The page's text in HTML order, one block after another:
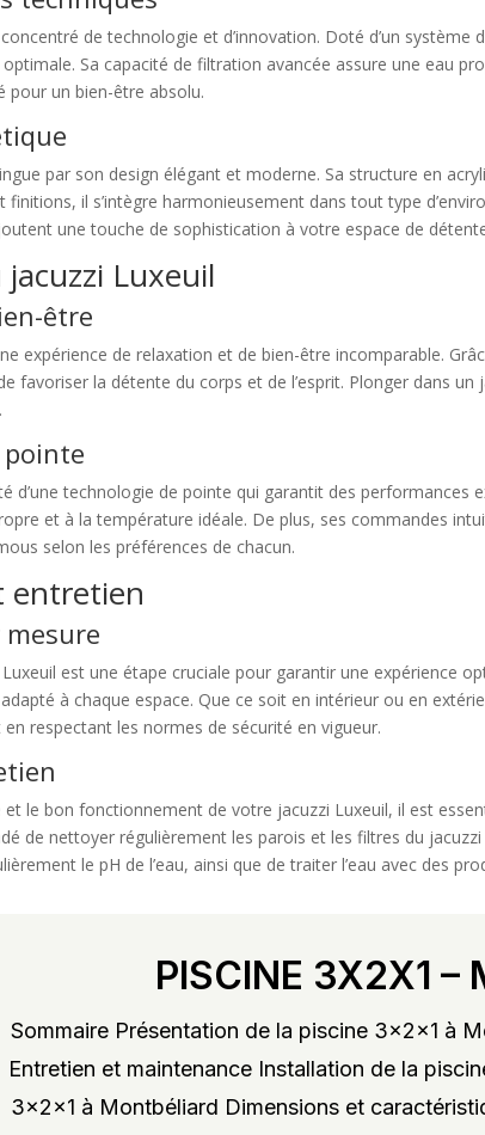
de technologie et d’innovation. Doté d’un
optimale. Sa capacité de filtration avancée assure une eau
pour un bien-être absolu.
par son design élégant et moderne. Sa structure en
finitions, il s’intègre harmonieusement dans tout type
une touche de sophistication à votre espace de
Luxeuil
être
expérience de relaxation et de bien-être incomparable.
favoriser la détente du corps et de l’esprit. Plonger dans
pointe
d’une technologie de pointe qui garantit des
et à la température idéale. De plus, ses commandes
selon les préférences de chacun.
entretien
Luxeuil est une étape cruciale pour garantir une expérience
à chaque espace. Que ce soit en intérieur ou en
respectant les normes de sécurité en vigueur.
le bon fonctionnement de votre jacuzzi Luxeuil, il est
de nettoyer régulièrement les parois et les filtres du
le pH de l’eau, ainsi que de traiter l’eau avec des
PISCINE 3X2X1 –
Sommaire Présentation de la piscine 3x2x1 à
Entretien et maintenance Installation de la
3x2x1 à Montbéliard Dimensions et